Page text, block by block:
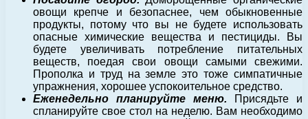
овощи крепче и безопаснее, чем обыкновенные
продукты, потому что вы не будете использовать
опасные химические вещества и пестициды. Вы
будете увеличивать потребление питательных
веществ, поедая свои овощи самыми свежими.
Прополка и труд на земле это тоже симпатичные
упражнения, хорошее успокоительное средство.
Еженедельно планируйте меню.
Присядьте и
спланируйте свое стол на неделю. Вам необходимо